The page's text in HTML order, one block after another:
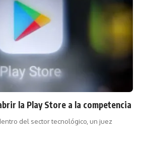
la Play Store a la competencia
del sector tecnológico, un juez